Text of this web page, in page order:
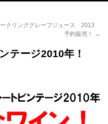
クリンググレープジュース 2013
予約販売！
→
テージ2010年！